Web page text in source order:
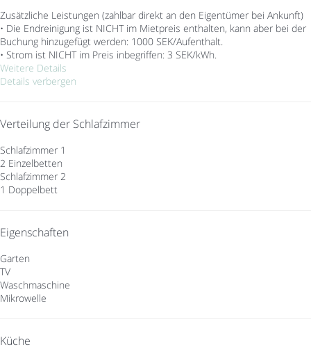
Zusätzliche Leistungen (zahlbar direkt an den Eigentümer bei Ankunft)
• Die Endreinigung ist NICHT im Mietpreis enthalten, kann aber bei der
Buchung hinzugefügt werden: 1000 SEK/Aufenthalt.
• Strom ist NICHT im Preis inbegriffen: 3 SEK/kWh.
Weitere Details
Details verbergen
Verteilung der Schlafzimmer
Schlafzimmer 1
2 Einzelbetten
Schlafzimmer 2
1 Doppelbett
Eigenschaften
Garten
TV
Waschmaschine
Mikrowelle
Küche